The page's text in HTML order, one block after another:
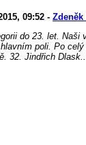
09:52 - Zdeněk
do 23. let. Naši
poli. Po
32. Jindřich